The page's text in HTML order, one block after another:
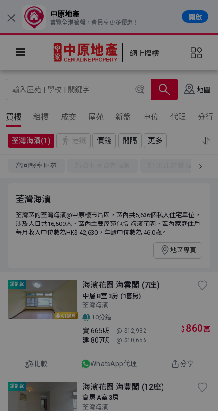
網上搵樓
地圖
買樓 租樓 成交 屋苑 新盤 車位 代理 分行
荃灣海濱(1) 港鐵 價錢 間隔 更多
高回報率屋苑
荃灣海濱
荃灣區的荃灣海濱@中原樓市片區，區內共5,636個私人住宅單位，
涉及人口共16,509人。區內主要屋苑包括 海濱花園。區內家庭住戶
每月收入中位數為HK$ 42,630，年齡中位數為 46.0歲。
地區專頁
AI講房
鎖匙盤 海濱花園 海雲閣 (7座)
中層 B室 3房 (1套房)
荃灣海濱
10分鐘
實 665呎 @ $12,932
建 807呎 @ $10,656
$ 860萬
比較 WhatsApp代理 分享
鎖匙盤 海濱花園 海豐閣 (12座)
高層 A室 3房
荃灣海濱
× 中原地產
盡覽全港筍盤，會員享更多優惠！
開啟